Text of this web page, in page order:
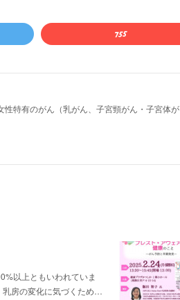
特有のがん（乳がん、子宮頸がん・子宮体が
以上ともいわれていま
乳房の変化に気づくため…